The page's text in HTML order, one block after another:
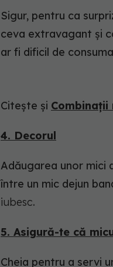
Sigur, pentru ca
ceva extravagant și
ar fi dificil de
Citește și
4. Decorul
Adăugarea unor mici
între un mic dejun
iubesc.
5. Asigură-te că
Cheia pentru a servi